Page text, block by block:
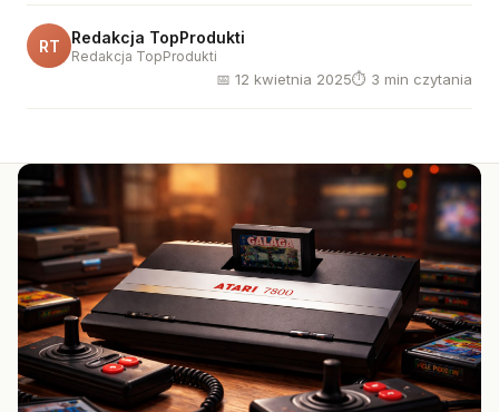
RT Redakcja TopProdukti
Redakcja TopProdukti
📅 12 kwietnia 2025⏱ 3 min czytania